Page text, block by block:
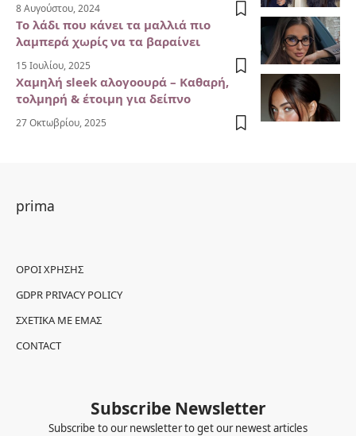
8 Αυγούστου, 2024
Το λάδι που κάνει τα μαλλιά πιο
λαμπερά χωρίς να τα βαραίνει
15 Ιουλίου, 2025
Χαμηλή sleek αλογοουρά – Καθαρή,
τολμηρή & έτοιμη για δείπνο
27 Οκτωβρίου, 2025
prima
ΌΡΟΙ ΧΡΉΣΗΣ
GDPR PRIVACY POLICY
ΣΧΕΤΙΚΆ ΜΕ ΕΜΆΣ
CONTACT
Subscribe Newsletter
Subscribe to our newsletter to get our newest articles